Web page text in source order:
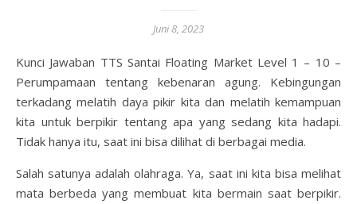
Juni 8, 2023
Kunci Jawaban TTS Santai Floating Market Level 1 – 10 –
Perumpamaan tentang kebenaran agung. Kebingungan
terkadang melatih daya pikir kita dan melatih kemampuan
kita untuk berpikir tentang apa yang sedang kita hadapi.
Tidak hanya itu, saat ini bisa dilihat di berbagai media.
Salah satunya adalah olahraga. Ya, saat ini kita bisa melihat
mata berbeda yang membuat kita bermain saat berpikir.